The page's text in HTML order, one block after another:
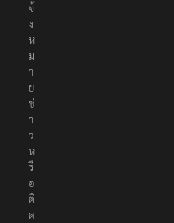
จ้
ง
ห
ม
า
ย
ข่
า
ว
ห
รื
อ
ติ
ด